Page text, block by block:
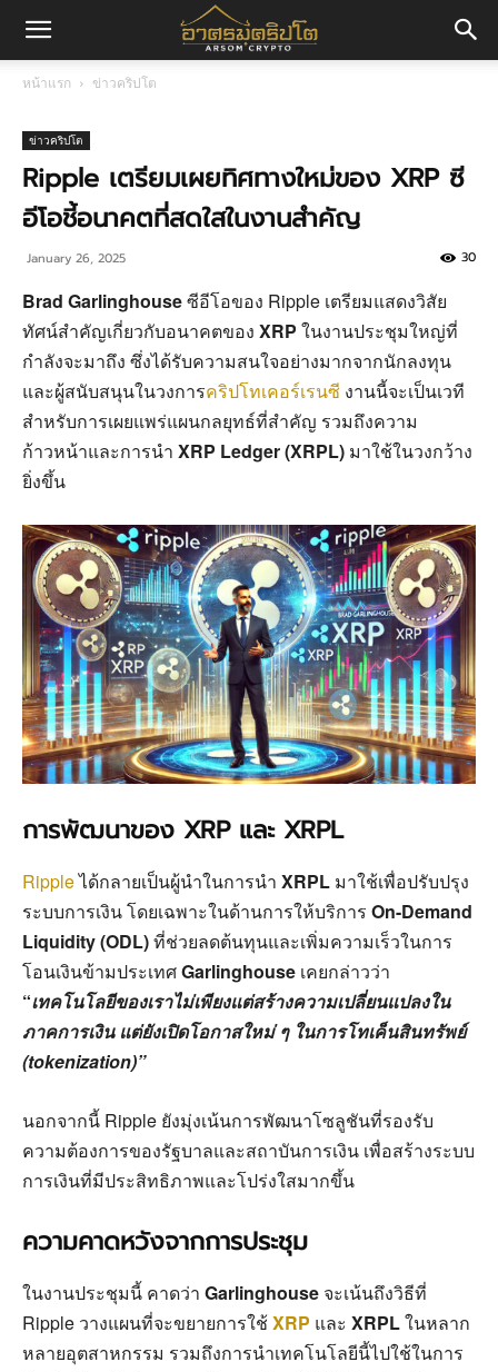
มค
ปโต
หน้าแรก ข่าวคริปโต
ข่าวคริปโต
Ripple เตรียมเผยทิศทางใหม่ของ XRP ซี
อีโอชี้อนาคตที่สดใสในงานสำคัญ
January 26, 2025 30
Brad Garlinghouseซีอีโอของ Ripple เตรียมแสดงวิสัย
ทัศน์สำคัญเกี่ยวกับอนาคตของ XRP ในงานประชุมใหญ่ที่
กำลังจะมาถึง ซึ่งได้รับความสนใจอย่างมากจากนักลงทุน
และผู้สนับสนุนในวงการคริปโทเคอร์เรนซี งานนี้จะเป็นเวที
สำหรับการเผยแพร่แผนกลยุทธ์ที่สำคัญ รวมถึงความ
ก้าวหน้าและการนำ XRP Ledger (XRPL) มาใช้ในวงกว้าง
ยิ่งขึ้น
การพัฒนาของ XRP และ XRPL
Rippleได้กลายเป็นผู้นำในการนำ XRPL มาใช้เพื่อปรับปรุง
ระบบการเงิน โดยเฉพาะในด้านการให้บริการ On-Demand
Liquidity (ODL)ที่ช่วยลดต้นทุนและเพิ่มความเร็วในการ
โอนเงินข้ามประเทศGarlinghouse เคยกล่าวว่า
“เทคโนโลยีของเราไม่เพียงแต่สร้างความเปลี่ยนแปลงใน
ภาคการเงิน แต่ยังเปิดโอกาสใหม่ ๆ ในการโทเค็นสินทรัพย์
(tokenization)”
นอกจากนี้ Ripple ยังมุ่งเน้นการพัฒนาโซลูชันที่รองรับ
ความต้องการของรัฐบาลและสถาบันการเงิน เพื่อสร้างระบบ
การเงินที่มีประสิทธิภาพและโปร่งใสมากขึ้น
ความคาดหวังจากการประชุม
ในงานประชุมนี้ คาดว่า Garlinghouse จะเน้นถึงวิธีที่
Ripple วางแผนที่จะขยายการใช้XRP และ XRPLในหลาก
หลายอุตสาหกรรม รวมถึงการนำเทคโนโลยีนี้ไปใช้ในการ